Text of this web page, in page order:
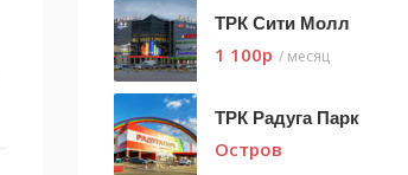
ТРК Сити Молл
1 100p / месяц
ТРК Радуга Парк
Остров